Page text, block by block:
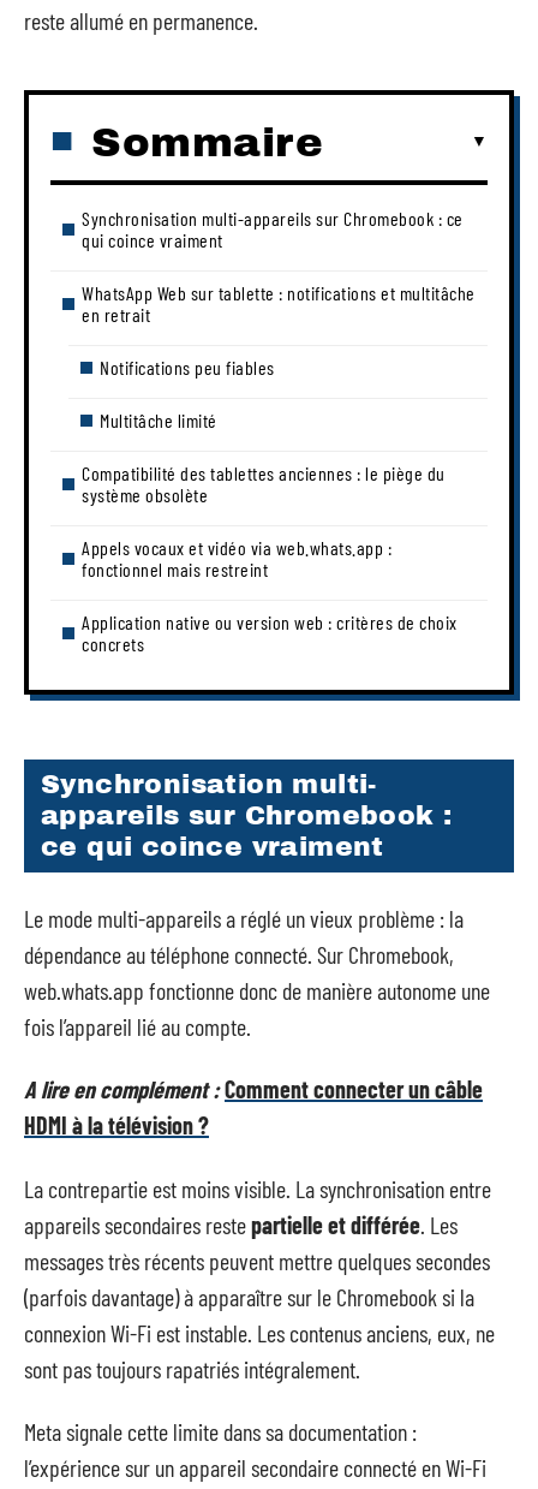
reste allumé en permanence.
Sommaire
Synchronisation multi-appareils sur Chromebook : ce
qui coince vraiment
WhatsApp Web sur tablette : notifications et multitâche
en retrait
Notifications peu fiables
Multitâche limité
Compatibilité des tablettes anciennes : le piège du
système obsolète
Appels vocaux et vidéo via web.whats.app :
fonctionnel mais restreint
Application native ou version web : critères de choix
concrets
Synchronisation multi-
appareils sur Chromebook :
ce qui coince vraiment
Le mode multi-appareils a réglé un vieux problème : la
dépendance au téléphone connecté. Sur Chromebook,
web.whats.app fonctionne donc de manière autonome une
fois l’appareil lié au compte.
A lire en complément :Comment connecter un câble
HDMI à la télévision ?
La contrepartie est moins visible. La synchronisation entre
appareils secondaires restepartielle et différée . Les
messages très récents peuvent mettre quelques secondes
(parfois davantage) à apparaître sur le Chromebook si la
connexion Wi-Fi est instable. Les contenus anciens, eux, ne
sont pas toujours rapatriés intégralement.
Meta signale cette limite dans sa documentation :
l’expérience sur un appareil secondaire connecté en Wi-Fi